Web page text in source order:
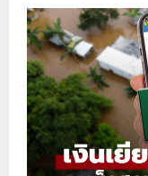
สอบ
สถานะ
เงิน
เยียวยา
น้ำ
ท่วม
9,000
บาท
โอน
เข้า
บัญชี
วัน
นี้